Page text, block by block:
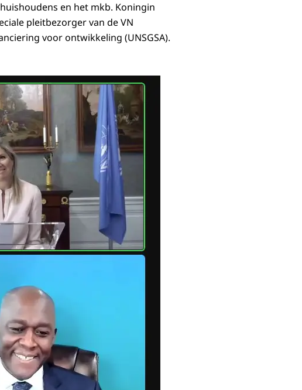
en het mkb. Koningin
pleitbezorger van de VN
voor ontwikkeling (UNSGSA).
van het Sustainable Banking and Finance Network (SBFN)